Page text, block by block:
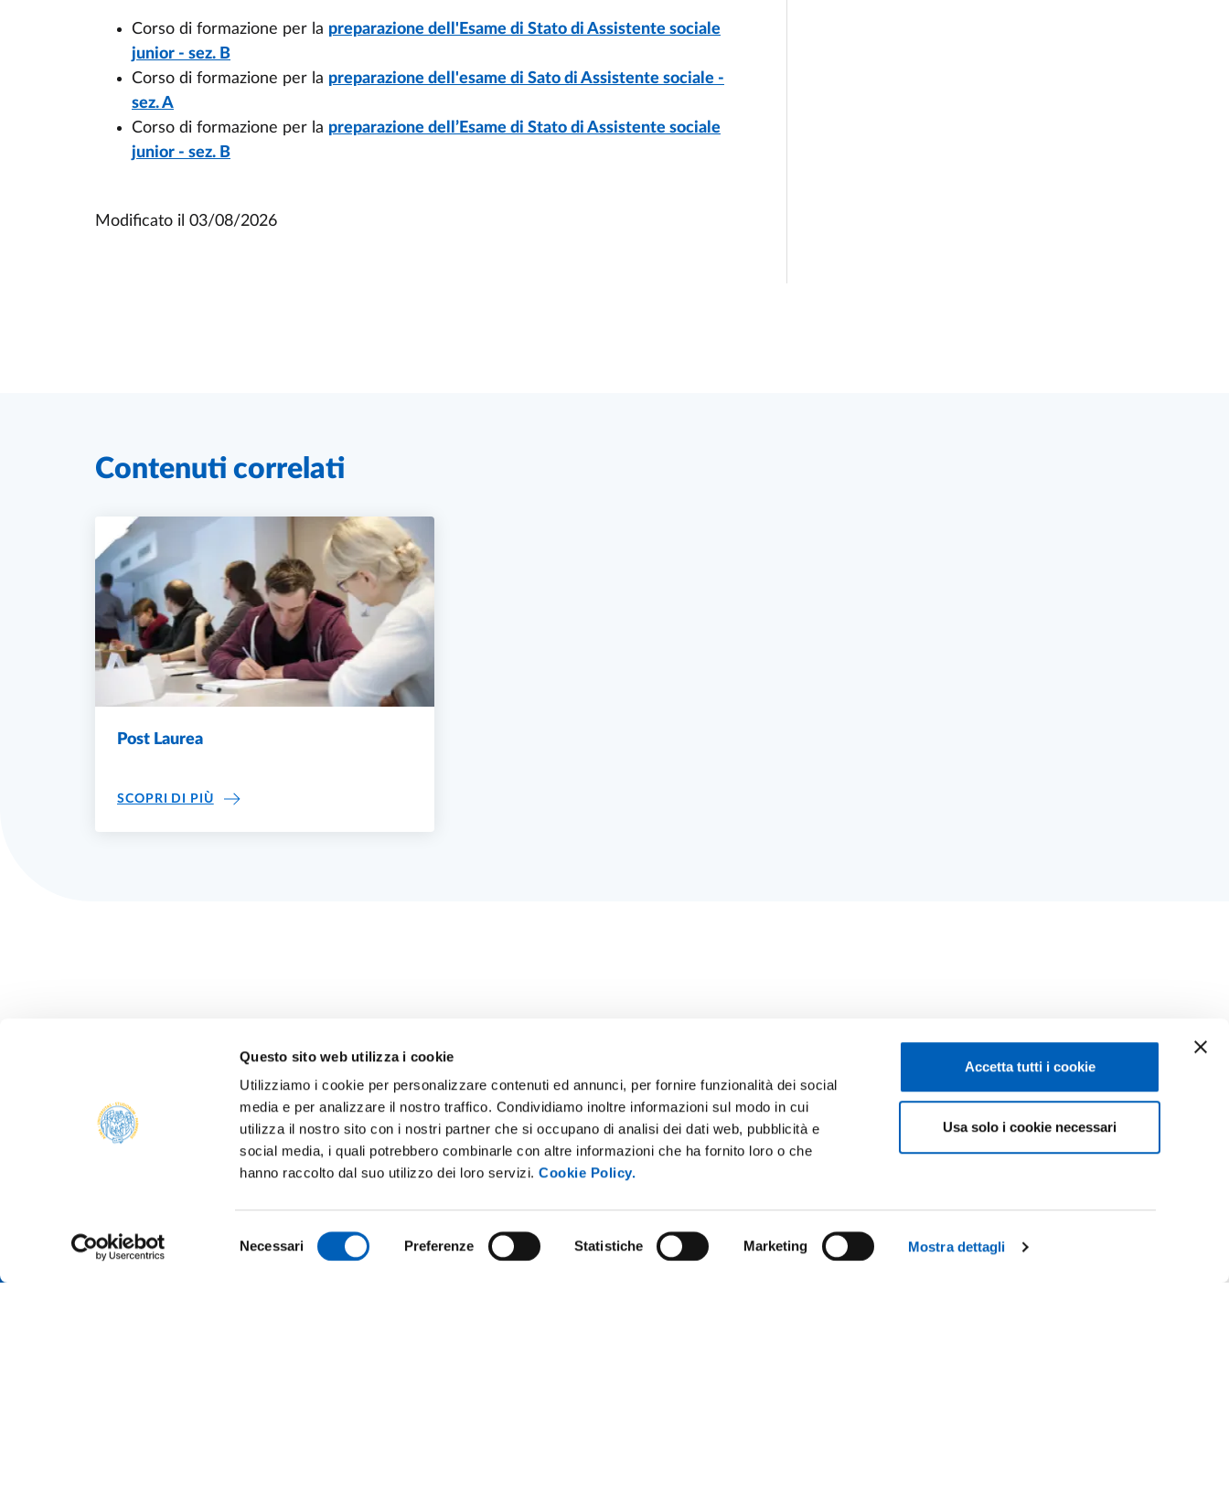
Questo sito web utilizza i cookie
Utilizziamo i cookie per personalizzare contenuti ed annunci, per fornire funzionalità dei social
media e per analizzare il nostro traffico. Condividiamo inoltre informazioni sul modo in cui
utilizza il nostro sito con i nostri partner che si occupano di analisi dei dati web, pubblicità e
social media, i quali potrebbero combinarle con altre informazioni che ha fornito loro o che
hanno raccolto dal suo utilizzo dei loro servizi.Cookie Policy.
del
Necessari Preferenze Statistiche Marketing Mostra dettagli
Accetta tutti i cookie
Usa solo i cookie necessari
Corso di formazione per la preparazione dell'Esame di Stato di Assistente sociale
junior - sez. B
Corso di formazione per la preparazione dell'esame di Sato di Assistente sociale -
sez. A
Corso di formazione per la preparazione dell’Esame di Stato di Assistente sociale
junior - sez. B
Modificato il03/08/2026
Contenuti correlati
Post Laurea
SCOPRI DI PIÙPOST LAUREA